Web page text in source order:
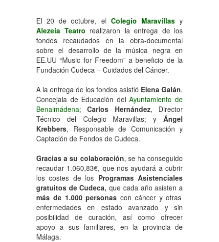
El 20 de octubre, el Colegio Maravillasy
Alezeia Teatro realizaron la entrega de los
fondos recaudados en la obra-documental
sobre el desarrollo de la música negra en
EE.UU “Music for Freedom” a beneficio de la
Fundación Cudeca – Cuidados del Cáncer.
A la entrega de los fondos asistió Elena Galán,
Concejala de Educación delAyuntamiento de
Benalmádena;Carlos Hernández, Director
Técnico del Colegio Maravillas; y Ángel
Krebbers, Responsable de Comunicación y
Captación de Fondos de Cudeca.
Gracias a su colaboración, se ha conseguido
recaudar 1.060,83€, que nos ayudará a cubrir
los costes de los Programas Asistenciales
gratuitos de Cudeca, que cada año asisten a
más de 1.000 personas con cáncer y otras
enfermedades en estado avanzado y sin
posibilidad de curación, así como ofrecer
apoyo a sus familiares, en la provincia de
Málaga.